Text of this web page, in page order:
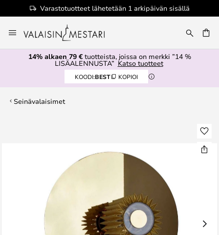
Varastotuotteet lähetetään 1 arkipäivän sisällä
to
Content
14% alkaen 79 €tuotteista, joissa on merkki ”14 %
LISÄALENNUSTA” Katso tuotteet
KOODI:BEST KOPIOI
Seinävalaisimet